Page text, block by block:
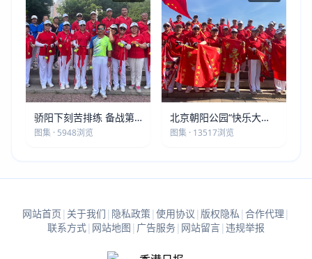
骄阳下刻苦排练 备战第
五届莫斯科世界大健康运
图集 · 5948浏览
北京朝阳公园“快乐大本
营”建党105周年庆祝活动
图集 · 13517浏览
网站首页 | 关于我们 | 隐私政策| 使用协议 | 版权隐私 | 合作代理 |
联系方式| 网站地图 | 广告服务| 网站留言| 违规举报